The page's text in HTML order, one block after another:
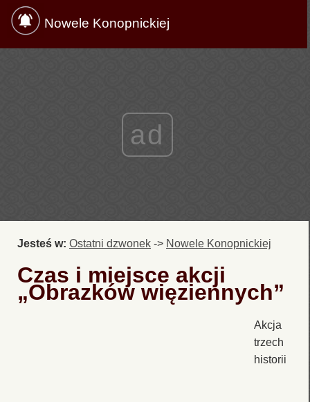
Nowele Konopnickiej
ad
Jesteś w: Ostatni dzwonek -> Nowele Konopnickiej
Czas i miejsce akcji
„Obrazków więziennych”
Akcja
trzech
historii